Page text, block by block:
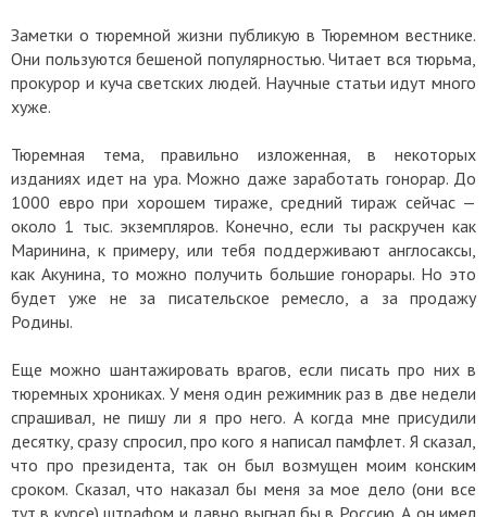
Заметки о тюремной жизни публикую в Тюремном вестнике.
Они пользуются бешеной популярностью. Читает вся тюрьма,
прокурор и куча светских людей. Научные статьи идут много
хуже.
Тюремная тема, правильно изложенная, в некоторых
изданиях идет на ура. Можно даже заработать гонорар. До
1000 евро при хорошем тираже, средний тираж сейчас —
около 1 тыс. экземпляров. Конечно, если ты раскручен как
Маринина, к примеру, или тебя поддерживают англосаксы,
как Акунина, то можно получить большие гонорары. Но это
будет уже не за писательское ремесло, а за продажу
Родины.
Еще можно шантажировать врагов, если писать про них в
тюремных хрониках. У меня один режимник раз в две недели
спрашивал, не пишу ли я про него. А когда мне присудили
десятку, сразу спросил, про кого я написал памфлет. Я сказал,
что про президента, так он был возмущен моим конским
сроком. Сказал, что наказал бы меня за мое дело (они все